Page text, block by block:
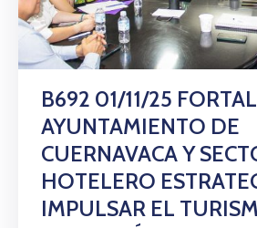
B692 01/11/25
AYUNTAMIENTO DE
CUERNAVACA Y
HOTELERO
IMPULSAR EL